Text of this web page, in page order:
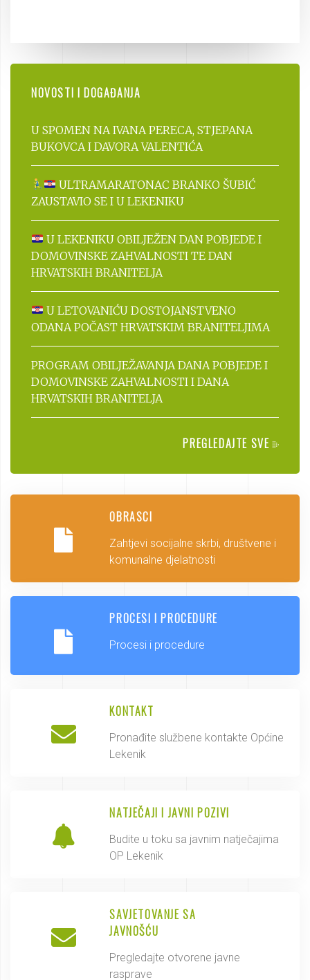
NOVOSTI I DOGAĐANJA
U SPOMEN NA IVANA PERECA, STJEPANA
BUKOVCA I DAVORA VALENTIĆA
ULTRAMARATONAC BRANKO ŠUBIĆ
ZAUSTAVIO SE I U LEKENIKU
U LEKENIKU OBILJEŽEN DAN POBJEDE I
DOMOVINSKE ZAHVALNOSTI TE DAN
HRVATSKIH BRANITELJA
U LETOVANIĆU DOSTOJANSTVENO
ODANA POČAST HRVATSKIM BRANITELJIMA
PROGRAM OBILJEŽAVANJA DANA POBJEDE I
DOMOVINSKE ZAHVALNOSTI I DANA
HRVATSKIH BRANITELJA
PREGLEDAJTE SVE
OBRASCI
Zahtjevi socijalne skrbi, društvene i
komunalne djelatnosti
PROCESI I PROCEDURE
Procesi i procedure
KONTAKT
Pronađite službene kontakte Općine
Lekenik
NATJEČAJI I JAVNI POZIVI
Budite u toku sa javnim natječajima
OP Lekenik
SAVJETOVANJE SA
JAVNOŠĆU
Pregledajte otvorene javne
rasprave